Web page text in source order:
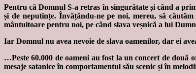
Pentru că Domnul S-a retras în singurătate și când a
și de neputințe. Învățându-ne pe noi, mereu, să
mântuitoare pentru noi, pe când slava veșnică a lui
Iar Domnul nu avea nevoie de slava oamenilor, dar ei
…Peste 60.000 de oameni au fost la un concert de două
mesaje satanice în comportamentul său scenic și în